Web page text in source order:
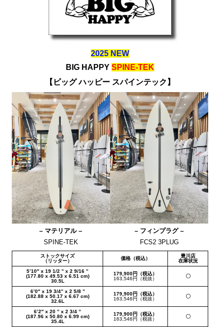
2025 NEW
BIG HAPPY SPINE-TEK
【ビッグ ハッピー スパインテック】
– マテリアル –
SPINE-TEK
– フィンプラグ –
FCS2 3PLUG
ストックサイズ
（リッター）
価格（税込）
豊川店
在庫状況
5’10″ x 19 1/2 ” x 2 9/16 ”
(177.80 x 49.53 x 6.51 cm)
30.5L
179,900円（税込）
163,546円（税抜）
〇
6’0″ x 19 3/4” x 2 5/8 ”
(182.88 x 50.17 x 6.67 cm)
32.6L
179,900円（税込）
163,546円（税抜）
〇
6’2″ x 20 ” x 2 3/4 ”
(187.96 x 50.80 x 6.99 cm)
35.4L
179,900円（税込）
163,546円（税抜）
〇